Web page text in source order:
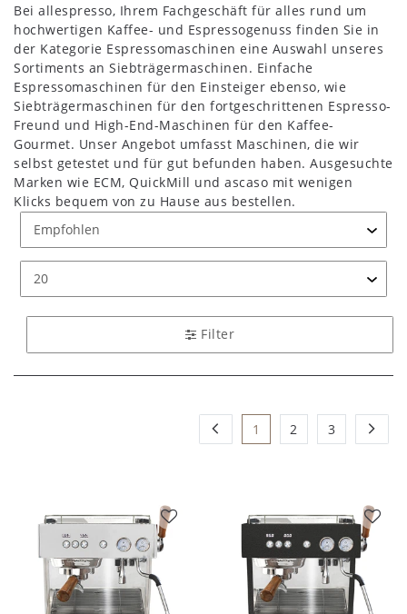
Bei allespresso, Ihrem Fachgeschäft für alles rund um
hochwertigen Kaffee- und Espressogenuss finden Sie in
der Kategorie Espressomaschinen eine Auswahl unseres
Sortiments an Siebträgermaschinen. Einfache
Espressomaschinen für den Einsteiger ebenso, wie
Siebträgermaschinen für den fortgeschrittenen Espresso-
Freund und High-End-Maschinen für den Kaffee-
Gourmet. Unser Angebot umfasst Maschinen, die wir
selbst getestet und für gut befunden haben. Ausgesuchte
Marken wie ECM, QuickMill und ascaso mit wenigen
Klicks bequem von zu Hause aus bestellen.
Filter
1 2 3